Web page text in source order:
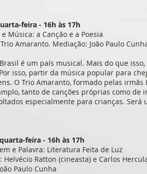
feira - 16h às 17h
Música: a Canção e a Poesia
Amaranto. Mediação: João Paulo
é um país musical. Mais do que
isso, partir da música popular para
O Trio Amaranto, formado pelas
tanto de canções próprias como de
especialmente para crianças. Será
feira - 16h às 17h
e Palavra: Literatura Feita de Luz
Helvécio Ratton (cineasta) e Carlos
Paulo Cunha